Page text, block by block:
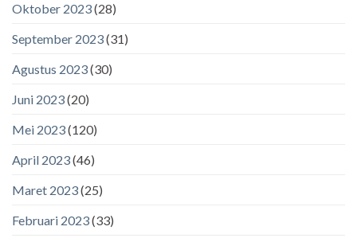
Oktober 2023(28)
September 2023(31)
Agustus 2023(30)
Juni 2023(20)
Mei 2023(120)
April 2023(46)
Maret 2023(25)
Februari 2023(33)